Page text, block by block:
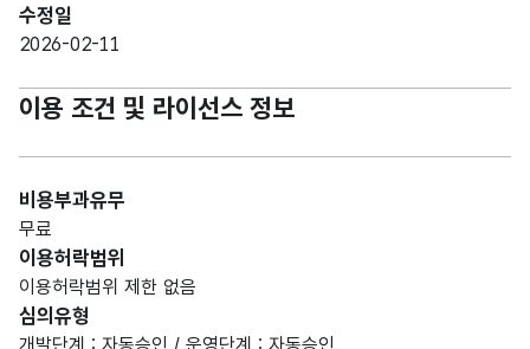
수정일
2026-02-11
이용 조건 및 라이선스 정보
비용부과유무
무료
이용허락범위
이용허락범위 제한 없음
심의유형